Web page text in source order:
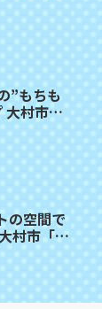
”もちも
大村市
の空間で
村市「カ